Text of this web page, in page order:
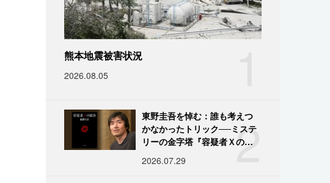
熊本地震被害状況
2026.08.05
2
東野圭吾を悼む：誰も考えつ
かなかったトリック──ミステ
リーの金字塔『容疑者Ｘの献
2026.07.29